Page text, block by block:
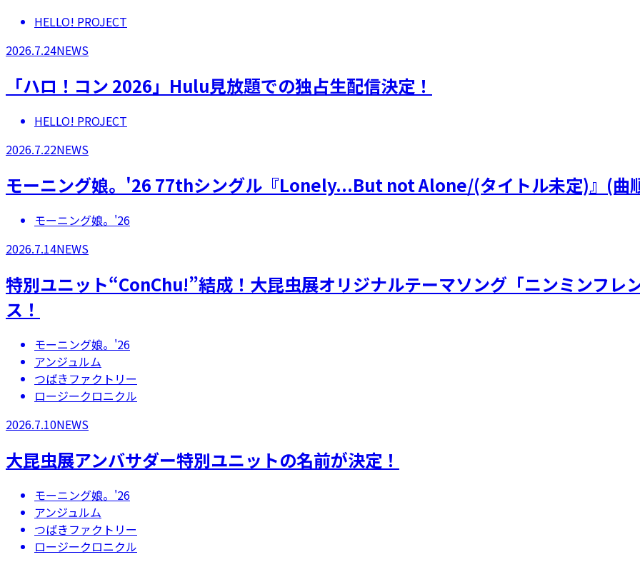
HELLO! PROJECT
2026.7.24NEWS
「ハロ！コン 2026」Hulu見放題での独占生配信決定！
HELLO! PROJECT
2026.7.22NEWS
モーニング娘。'26 77thシングル『Lonely...But not Alone/(タイトル未定)』(曲
モーニング娘。'26
2026.7.14NEWS
特別ユニット“ConChu!”結成！大昆虫展オリジナルテーマソング「ニンミンフレ
ス！
モーニング娘。'26
アンジュルム
つばきファクトリー
ロージークロニクル
2026.7.10NEWS
大昆虫展アンバサダー特別ユニットの名前が決定！
モーニング娘。'26
アンジュルム
つばきファクトリー
ロージークロニクル